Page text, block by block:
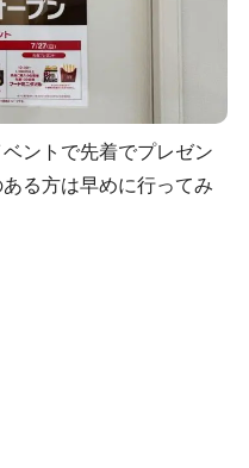
ントで先着でプレゼン
る方は早めに行ってみ